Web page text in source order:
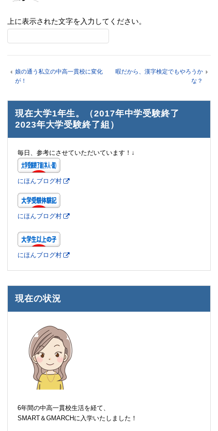
上に表示された文字を入力してください。
娘の通う私立の中高一貫校に変化
が！
暇だから、漢字検定でもやろうか
な？
現在大学1年生。（2017年中学受験終了
2023年大学受験終了組）
毎日、参考にさせていただいています！↓
にほんブログ村
にほんブログ村
にほんブログ村
現在の状況
6年間の中高一貫校生活を経て、
SMART＆GMARCHに入学いたしました！